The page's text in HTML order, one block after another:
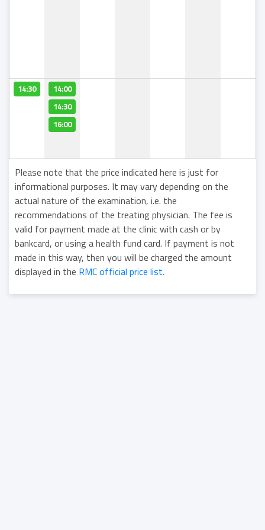
14:30
14:00
14:30
16:00
Please note that the price indicated here is just for
informational purposes. It may vary depending on the
actual nature of the examination, i.e. the
recommendations of the treating physician. The fee is
valid for payment made at the clinic with cash or by
bankcard, or using a health fund card. If payment is not
made in this way, then you will be charged the amount
displayed in the RMC official price list.